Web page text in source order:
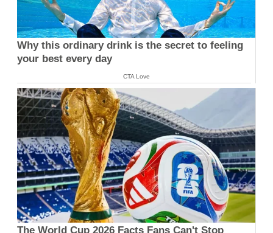
Why this ordinary drink is the secret to feeling
your best every day
CTA Love
The World Cup 2026 Facts Fans Can't Stop